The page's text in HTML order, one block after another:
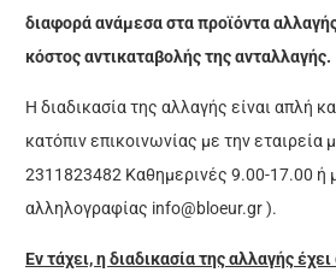
διαφορά ανάμεσα στα προϊόντα
κόστος αντικαταβολής της ανταλλαγής.
Η διαδικασία της αλλαγής είναι απλή
κατόπιν επικοινωνίας με την
2311823482 Καθημερινές 9.00-17.00 ή
αλληλογραφίας info@bloeur.gr).
Εν τάχει, η διαδικασία της αλλαγής